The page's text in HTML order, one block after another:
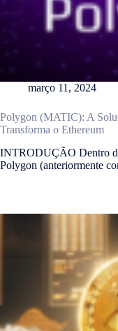
março 11, 2024
Polygon (MATIC): A
Transforma o Ethereum
INTRODUÇÃO Dentro
Polygon (anteriormente